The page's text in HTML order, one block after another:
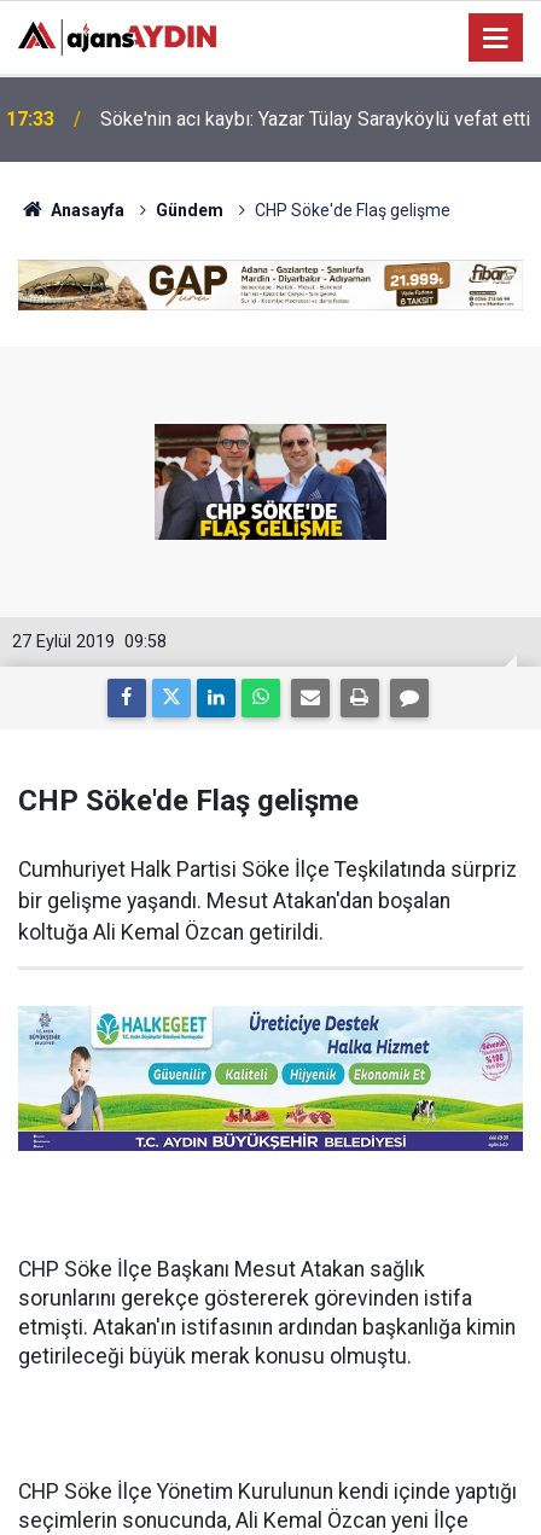
17:23
Nazilli'de motosiklet kazası: 16 yaşındaki Mustafa
vefat etti
Anasayfa Gündem CHP Söke'de Flaş gelişme
09:58
27 Eylül 2019
CHP Söke'de Flaş gelişme
Cumhuriyet Halk Partisi Söke İlçe Teşkilatında sürpriz
bir gelişme yaşandı. Mesut Atakan'dan boşalan
koltuğa Ali Kemal Özcan getirildi.
CHP Söke İlçe Başkanı Mesut Atakan sağlık
sorunlarını gerekçe göstererek görevinden istifa
etmişti. Atakan'ın istifasının ardından başkanlığa kimin
getirileceği büyük merak konusu olmuştu.
CHP Söke İlçe Yönetim Kurulunun kendi içinde yaptığı
seçimlerin sonucunda, Ali Kemal Özcan yeni İlçe